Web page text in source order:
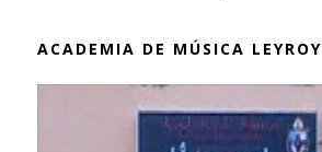
ACADEMIA DE MÚSICA LEYROY